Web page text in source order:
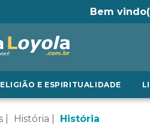
Bem
E ESPIRITUALIDADE
História História